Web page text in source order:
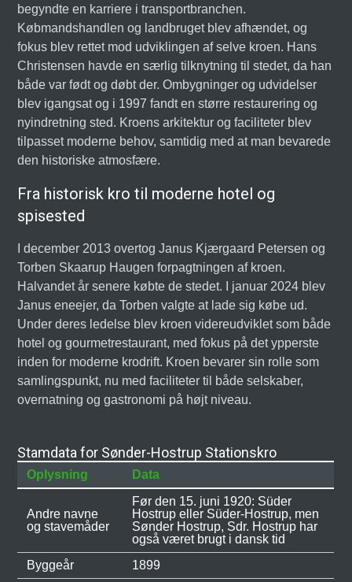
begyndte en karriere i transportbranchen.
Købmandshandlen og landbruget blev afhændet, og
fokus blev rettet mod udviklingen af selve kroen. Hans
Christensen havde en særlig tilknytning til stedet, da han
både var født og døbt der. Ombygninger og udvidelser
blev igangsat og i 1997 fandt en større restaurering og
nyindretning sted. Kroens arkitektur og faciliteter blev
tilpasset moderne behov, samtidig med at man bevarede
den historiske atmosfære.
Fra historisk kro til moderne hotel og
spisested
I december 2013 overtog Janus Kjærgaard Petersen og
Torben Skaarup Haugen forpagtningen af kroen.
Halvandet år senere købte de stedet. I januar 2024 blev
Janus eneejer, da Torben valgte at lade sig købe ud.
Under deres ledelse blev kroen videreudviklet som både
hotel og gourmetrestaurant, med fokus på det ypperste
inden for moderne krodrift. Kroen bevarer sin rolle som
samlingspunkt, nu med faciliteter til både selskaber,
overnatning og gastronomi på højt niveau.
Stamdata for Sønder-Hostrup Stationskro
Oplysning Data
Andre navne
og stavemåder
Før den 15. juni 1920: Süder
Hostrup eller Süder-Hostrup, men
Sønder Hostrup, Sdr. Hostrup har
også været brugt i dansk tid
Byggeår
1899